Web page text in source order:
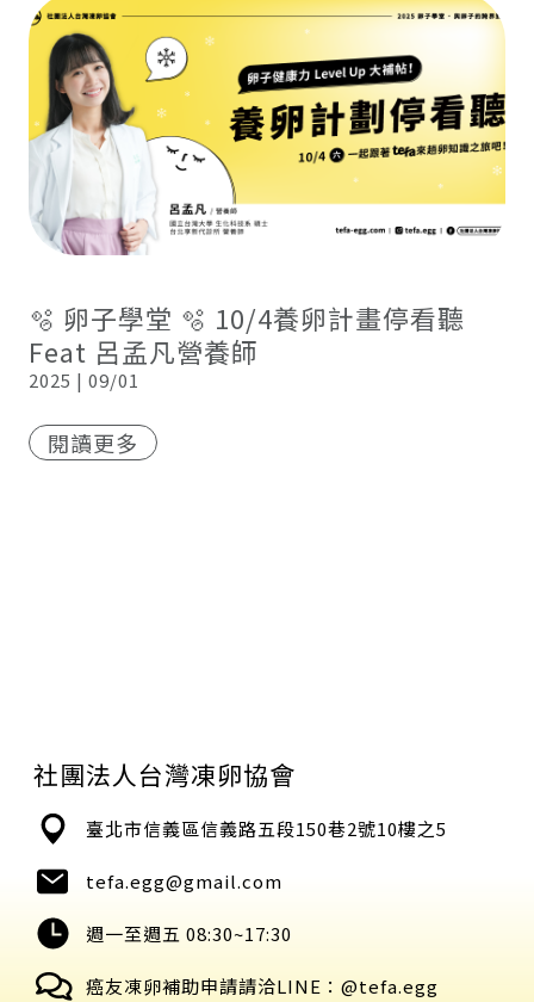
🫧 卵子學堂 🫧 10/4養卵計畫停看聽
Feat 呂孟凡營養師
2025 | 09/01
閱讀更多
社團法人台灣凍卵協會
臺北市信義區信義路五段150巷2號10樓之5
tefa.egg@gmail.com
週一至週五 08:30~17:30
癌友凍卵補助申請請洽LINE：@tefa.egg